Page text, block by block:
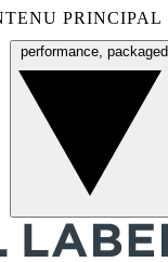
PRINCIPAL
performance, packaged